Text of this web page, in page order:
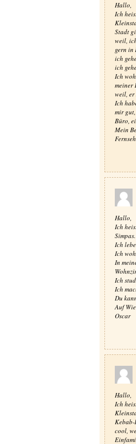
Hallo,
Ich
Stadt
weil,
gern in
ich
ich
Ich
meiner
weil, er
Ich
mir
Büro,
Mein
Hallo,
Ich
Simpas.
Ich
Ich
In
Ich
Ich
Du
Auf
Oscar
Hallo,
Ich
cool,